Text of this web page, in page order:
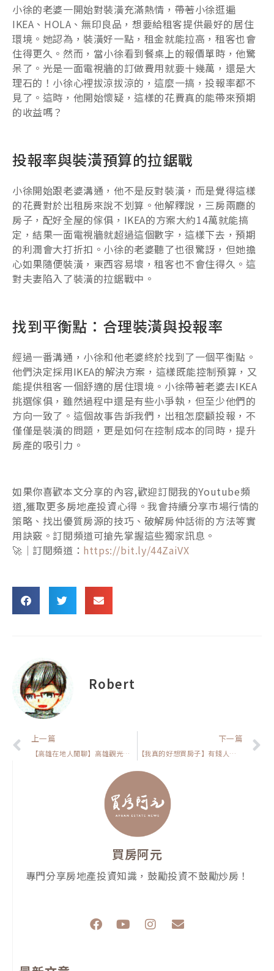
小徐的老婆一開始對裝潢充滿熱情，帶著小徐逛遍
IKEA、HOLA、無印良品，想要給租客提供最好的居住
環境。她認為，裝潢好一點，租金就能拉高，租客也會
住得更久。然而，當小徐看到餐桌上的報價單時，他驚
呆了。光是一面電視牆的訂做費用就要十幾萬，還是大
理石的！小徐心裡拔涼拔涼的，這麼一搞，投報率都不
見了。這時，他開始懷疑，這樣的花費真的能帶來預期
的收益嗎？
投報率與裝潢預算的拉鋸戰
小徐開始跟老婆溝通，他不是反對裝潢，而是覺得這樣
的花費對於出租房來說不划算。他解釋說，三房兩廳的
房子，配好全屋的傢俱，IKEA的方案大約14萬就能搞
定，結果一面電視牆就超過這個數字，這樣下去，預期
的利潤會大打折扣。小徐的老婆聽了也很驚訝，但她擔
心如果隨便裝潢，東西容易壞，租客也不會住得久。這
對夫妻陷入了裝潢的拉鋸戰中。
找到平衡點：合理裝潢與投報率
經過一番溝通，小徐和他老婆終於找到了一個平衡點。
他們決定採用IKEA的解決方案，這樣既能控制預算，又
能提供租客一個舒適的居住環境。小徐帶著老婆去IKEA
挑選傢俱，雖然過程中還是有些小爭執，但至少他們的
方向一致了。這個故事告訴我們，出租怎麼顧投報，不
僅僅是裝潢的問題，更是如何在控制成本的同時，提升
房產的吸引力。
如果你喜歡本文分享的內容,歡迎訂閱我的Youtube頻
道,獲取更多房地產投資心得。我會持續分享市場行情的
策略、找出優質房源的技巧、破解房仲話術的方法等實
用訣竅。訂閱頻道可搶先掌握這些獨家訊息。
🚀｜訂閱頻道： https://bit.ly/44ZaiVX
Robert
上一頁
上一篇
【高雄在地人閒聊】高雄觀光破6892萬人次！房價有機會漲多少？
下一篇
【我真的好想買房子】有錢人買房會先問什麼？揭露高資產族群的購屋思維
買房阿元
專門分享房地產投資知識，鼓勵投資不鼓勵炒房！
F
a
Y I E